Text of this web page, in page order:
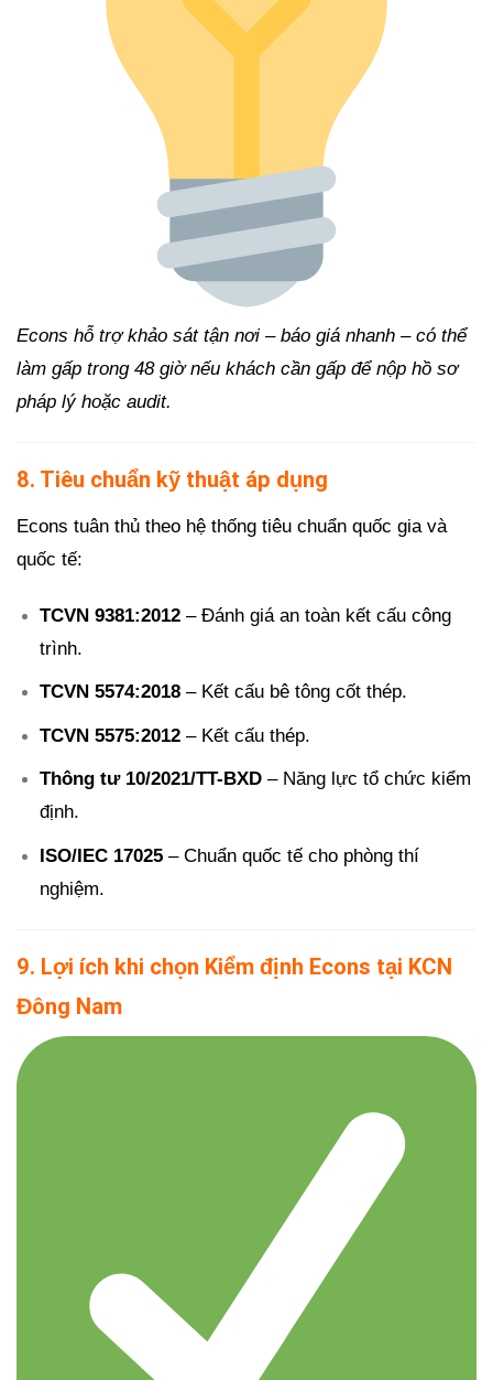
Econs hỗ trợ khảo sát tận nơi – báo giá nhanh – có thể
làm gấp trong 48 giờ nếu khách cần gấp để nộp hồ sơ
pháp lý hoặc audit.
8. Tiêu chuẩn kỹ thuật áp dụng
Econs tuân thủ theo hệ thống tiêu chuẩn quốc gia và
quốc tế:
TCVN 9381:2012– Đánh giá an toàn kết cấu công
trình.
TCVN 5574:2018– Kết cấu bê tông cốt thép.
TCVN 5575:2012– Kết cấu thép.
Thông tư 10/2021/TT-BXD– Năng lực tổ chức kiểm
định.
ISO/IEC 17025– Chuẩn quốc tế cho phòng thí
nghiệm.
9. Lợi ích khi chọn Kiểm định Econs tại KCN
Đông Nam